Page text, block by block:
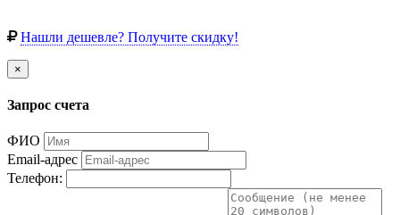
Нашли дешевле? Получите скидку!
×
Запрос счета
ФИО
Email-адрес
Телефон: